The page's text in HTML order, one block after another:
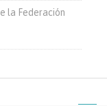
la Federación